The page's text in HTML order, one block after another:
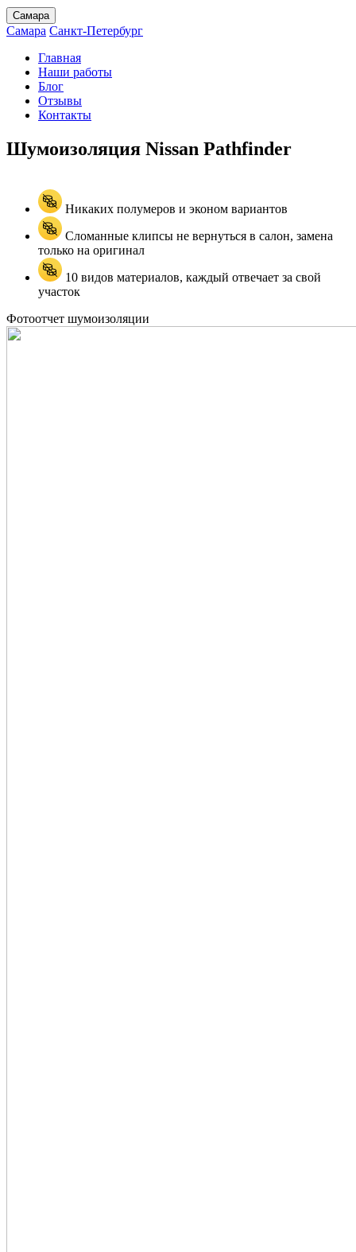
Самара
Самара Санкт-Петербург
Главная
Наши работы
Блог
Отзывы
Контакты
Шумоизоляция Nissan Pathfinder
Никаких полумеров и эконом вариантов
Сломанные клипсы не вернуться в салон, замена
только на оригинал
10 видов материалов, каждый отвечает за свой
участок
Фотоотчет шумоизоляции